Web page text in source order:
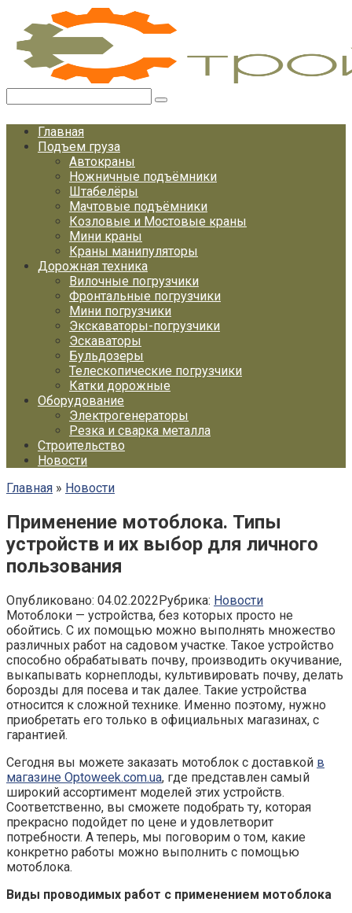
Перейти
контенту
Главная
Подъем груза
Автокраны
Ножничные подъёмники
Штабелёры
Мачтовые подъёмники
Козловые и Мостовые краны
Мини краны
Краны манипуляторы
Дорожная техника
Вилочные погрузчики
Фронтальные погрузчики
Мини погрузчики
Экскаваторы-погрузчики
Эскаваторы
Бульдозеры
Телескопические погрузчики
Катки дорожные
Оборудование
Электрогенераторы
Резка и сварка металла
Строительство
Новости
Главная » Новости
Применение мотоблока. Типы
устройств и их выбор для личного
пользования
Опубликовано: 04.02.2022Рубрика: Новости
Мотоблоки — устройства, без которых просто не
обойтись. С их помощью можно выполнять множество
различных работ на садовом участке. Такое устройство
способно обрабатывать почву, производить окучивание,
выкапывать корнеплоды, культивировать почву, делать
борозды для посева и так далее. Такие устройства
относится к сложной технике. Именно поэтому, нужно
приобретать его только в официальных магазинах, с
гарантией.
Сегодня вы можете заказать мотоблок с доставкой в
магазине Optoweek.com.ua, где представлен самый
широкий ассортимент моделей этих устройств.
Соответственно, вы сможете подобрать ту, которая
прекрасно подойдет по цене и удовлетворит
потребности. А теперь, мы поговорим о том, какие
конкретно работы можно выполнить с помощью
мотоблока.
Виды проводимых работ с применением мотоблока